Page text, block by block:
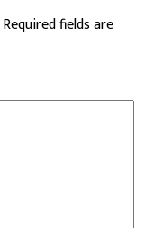
Required fields are